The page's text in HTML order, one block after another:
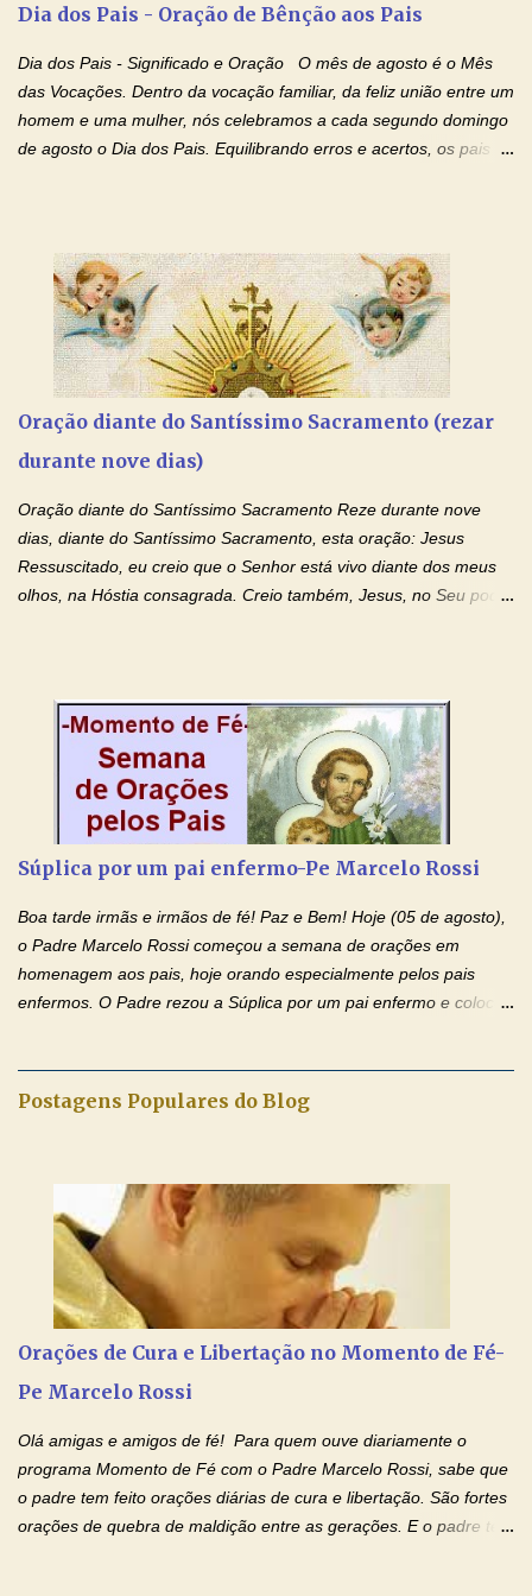
Mensagem do Padre Marcelo Rossi por E-mail: Amados!! Nesta
quarta feira, vamos orar pelas pessoas que sofrem com as
doenças do coração, NO SAGRADO CORAÇÃO DE JESUS E NO
IMACULADO CORAÇÃO DE MAR...
Dia dos Pais - Oração de Bênção aos Pais
Dia dos Pais - Significado e Oração O mês de agosto é o Mês
das Vocações. Dentro da vocação familiar, da feliz união entre um
homem e uma mulher, nós celebramos a cada segundo domingo
de agosto o Dia dos Pais. Equilibrando erros e acertos, os pais
conforto, boa alimentação, educação de qualidade. E, em geral,
procuram orientá-los para que enfrentem o mundo, com suas
alegrias, com seus dissabores. Acompanham-nos em suas
vitórias, em seus fracassos, em suas lutas. É claro que há
exceções, mas essas exceções só confirmam uma regra porque
pais que não se preocupam com seus filhos não estão no seu
estado natural, normal. O mundo de hoje apresenta anomalias
absurdas. Temos notícia de pais que torturam seus filhos, que os
filhos. Mas isso não é o c...
Oração diante do Santíssimo Sacramento (rezar
durante nove dias)
Oração diante do Santíssimo Sacramento Reze durante nove
dias, diante do Santíssimo Sacramento, esta oração: Jesus
Ressuscitado, eu creio que o Senhor está vivo diante dos meus
olhos, na Hóstia consagrada. Creio também, Jesus, no Seu poder
creio, Jesus, e clamo que este Sangue seja agora derramado
sobre mim e sobre todos os meus familiares. Eu peço, Senhor
Jesus, que, pelo poder libertador e salvítico deste Sangue,
possamos nos livrar de toda opressão diabólica que possa estar
prejudicando a nossa família. Peço também que atenda, em
especial, este pedido que agora faço na Sua presença:
(apresente aqui o seu pedido...) Eu, desde já, agradeço de
coração, confiante que o Senhor me atenderá. Eu louvo o Pai por
ter nos dado o Senhor, Jesus, como presente de Páscoa. eu
agradeço de coração ao Espíri...
Súplica por um pai enfermo-Pe Marcelo Rossi
Boa tarde irmãs e irmãos de fé! Paz e Bem! Hoje (05 de agosto),
o Padre Marcelo Rossi começou a semana de orações em
homenagem aos pais, hoje orando especialmente pelos pais
enfermos. O Padre rezou a Súplica por um pai enfermo e colocou
de Nossa Senhora. Adriana dos Anjos-Devoção e Fé Mensagem
aos nossos pais. Hoje nossas orações serão focadas nos pais
que não se encontram bem de saúde, OS PAIS ENFERMOS!
Amados, durante toda esta semana vamos orar pelos nossos
pais. Vamos dedicar um dia para os pais mais idosos, pais que
estão doentes, pais que estão longe dos filhos, pais que já são
falecidos, pais que tem problemas com vícios, enfim, vamos orar
Postagens Populares do Blog
Orações de Cura e Libertação no Momento de Fé-
Pe Marcelo Rossi
Olá amigas e amigos de fé! Para quem ouve diariamente o
programa Momento de Fé com o Padre Marcelo Rossi, sabe que
o padre tem feito orações diárias de cura e libertação. São fortes
orações de quebra de maldição entre as gerações. E o padre tem